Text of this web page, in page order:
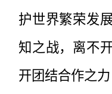
护世界繁荣发
知之战，离不
开团结合作之力